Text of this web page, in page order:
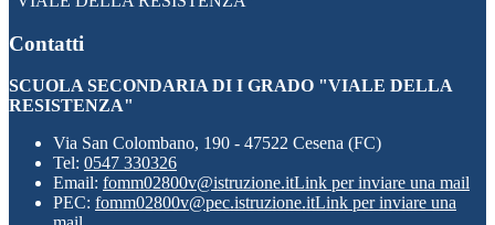
Contatti
SCUOLA SECONDARIA DI I GRADO "VIALE DELLA
RESISTENZA"
Via San Colombano, 190 - 47522 Cesena (FC)
Tel: 0547 330326
Email: fomm02800v@istruzione.itLink per inviare una mail
PEC: fomm02800v@pec.istruzione.itLink per inviare una